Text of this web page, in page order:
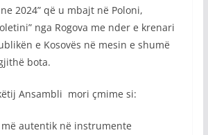
2024” që u mbajt në Poloni,
nga Rogova me nder e krenari
e Kosovës në mesin e shumë
bota.
Ansambli mori çmime si:
autentik në instrumente